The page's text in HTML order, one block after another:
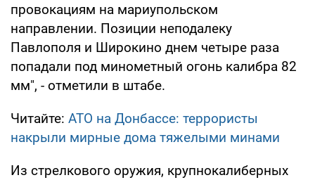
провокациям на мариупольском
направлении. Позиции неподалеку
Павлополя и Широкино днем четыре раза
попадали под минометный огонь калибра 82
мм", - отметили в штабе.
Читайте: АТО на Донбассе: террористы
накрыли мирные дома тяжелыми минами
Из стрелкового оружия, крупнокалиберных